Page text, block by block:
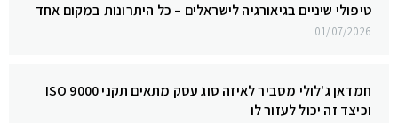
טיפולי שיניים בגיאורגיה לישראלים – כל היתרונות במקום אחד
01/07/2026
חמדאן ג'לולי מסביר לאיזה סוג עסק מתאים תקני ISO 9000
וכיצד זה יכול לעזור לו